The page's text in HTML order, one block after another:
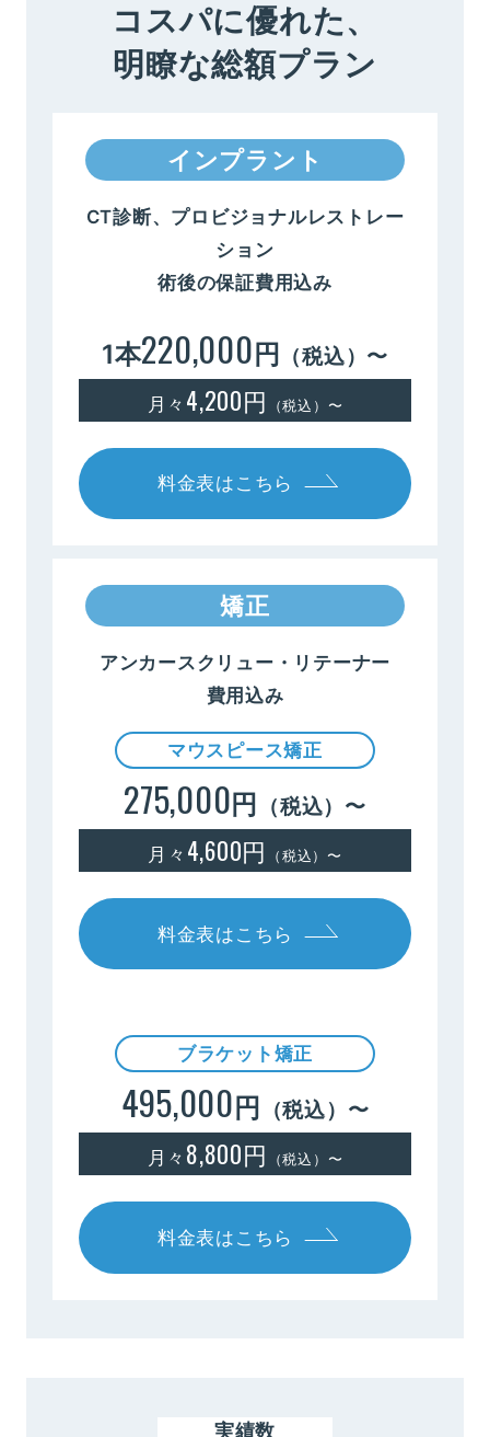
コスパに優れた、
明瞭な総額プラン
インプラント
CT診断、プロビジョナルレストレー
ション
術後の保証費用込み
1本220,000 円 （税込）〜
月々 4,200円 （税込）〜
料金表はこちら
矯正
アンカースクリュー・リテーナー
費用込み
マウスピース矯正
275,000 円 （税込）〜
月々 4,600円 （税込）〜
料金表はこちら
ブラケット矯正
495,000 円 （税込）〜
月々 8,800円 （税込）〜
料金表はこちら
実績数